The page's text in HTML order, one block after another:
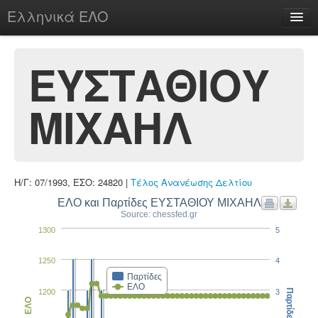
Ελληνικά ΕΛΟ
chesstu.be @ discord
Login
ΕΥΣΤΑΘΙΟΥ
ΜΙΧΑΗΛ
Η/Γ: 07/1993, ΕΣΟ: 24820 | Τέλος Ανανέωσης Δελτίου
ΕΛΟ και Παρτίδες ΕΥΣΤΑΘΙΟΥ ΜΙΧΑΗΛ
Source: chessfed.gr
Παρτίδες
ΕΛΟ
1200
1250
1300
ΕΛΟ
3
4
5
Παρτίδες